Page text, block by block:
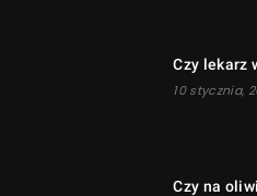
Czy lekarz
10 stycznia,
Czy na